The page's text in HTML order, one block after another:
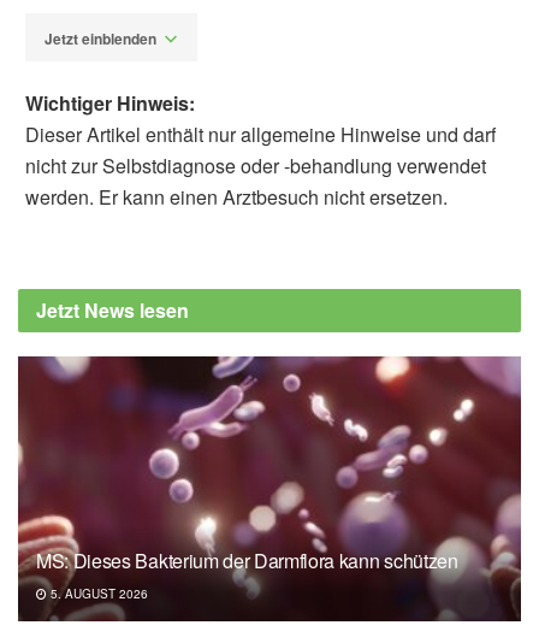
Jetzt einblenden
Nascimento, Rafaella N. Fortini-Duarte,
Adriano S. Barbosa-Castro, Rodrigo
antimicrobial properties of garlic (Allium
sativum) biomolecules in the treatment of
human infectious diseases; in: Brazilian
Journal of Health and Biomedical Sciences
(veröffentlicht 07.08.2025),Brazilian Journal
of Health and Biomedical Sciences
Wichtiger Hinweis:
Dieser Artikel enthält nur allgemeine Hinweise und darf
nicht zur Selbstdiagnose oder -behandlung verwendet
werden. Er kann einen Arztbesuch nicht ersetzen.
Jetzt News lesen
MS: Dieses Bakterium der Darmflora kann schützen
5. AUGUST 2026